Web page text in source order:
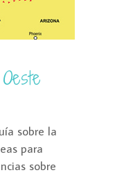
sobre la
para
sobre